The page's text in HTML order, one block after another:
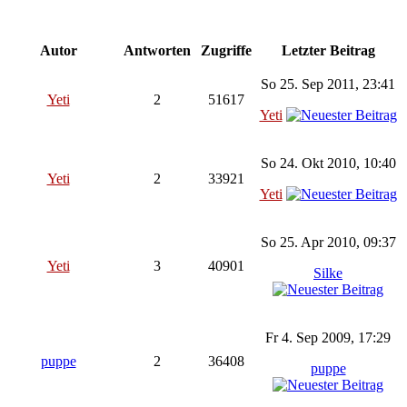
Autor Antworten Zugriffe Letzter Beitrag
Yeti 2 51617
So 25. Sep 2011, 23:41
Yeti
Yeti 2 33921
So 24. Okt 2010, 10:40
Yeti
Yeti 3 40901
So 25. Apr 2010, 09:37
Silke
puppe 2 36408
Fr 4. Sep 2009, 17:29
puppe